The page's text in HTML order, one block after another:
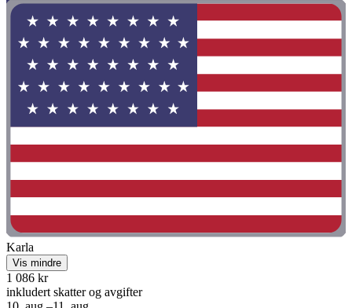
Karla
Vis mindre
1 086 kr
inkludert skatter og avgifter